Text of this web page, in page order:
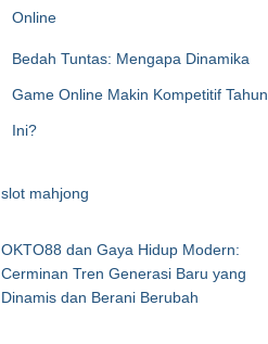
Online
Bedah Tuntas: Mengapa Dinamika
Game Online Makin Kompetitif Tahun
Ini?
slot mahjong
OKTO88 dan Gaya Hidup Modern:
Cerminan Tren Generasi Baru yang
Dinamis dan Berani Berubah